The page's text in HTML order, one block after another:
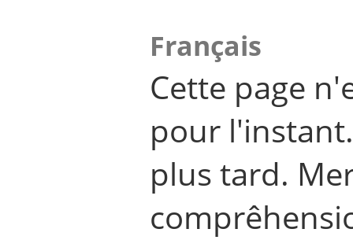
Français
Cette page
pour
plus tard.